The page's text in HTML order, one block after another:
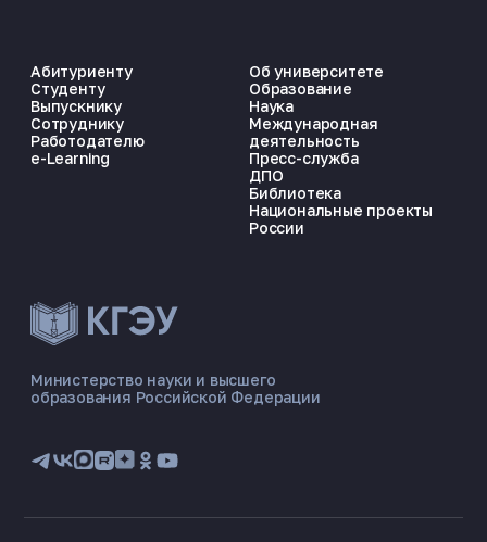
ЭНЕРГОКОД — ПОМОЩНИК КГЭУ
📋 Приёмная комиссия
🏠 Общежитие
Министерство науки и высшего
образования Российской Федерации
Абитуриенту
Студенту
Выпускнику
Сотруднику
Работодателю
e-Learning
Об университете
Образование
Наука
Международная
деятельность
Пресс-служба
ДПО
Библиотека
Национальные проекты
России